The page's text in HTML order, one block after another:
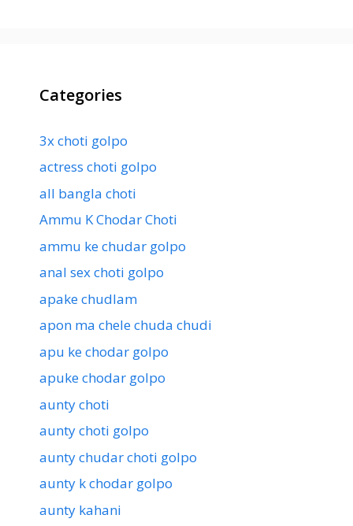
Categories
3x choti golpo
actress choti golpo
all bangla choti
Ammu K Chodar Choti
ammu ke chudar golpo
anal sex choti golpo
apake chudlam
apon ma chele chuda chudi
apu ke chodar golpo
apuke chodar golpo
aunty choti
aunty choti golpo
aunty chudar choti golpo
aunty k chodar golpo
aunty kahani